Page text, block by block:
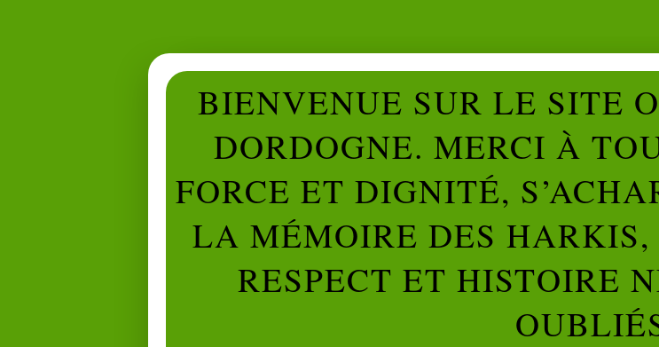
BIENVENUE SUR LE SITE
DORDOGNE. MERCI À
FORCE ET DIGNITÉ,
LA MÉMOIRE DES HARKIS,
RESPECT ET HISTOIRE